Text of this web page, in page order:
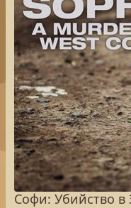
Софи: Убийство в